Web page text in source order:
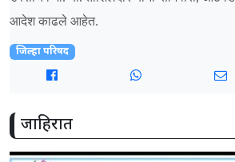
आदेश काढले आहेत.
जिल्हा परिषद
जाहिरात